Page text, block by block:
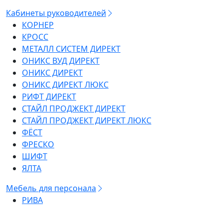
Кабинеты руководителей
КОРНЕР
КРОСС
МЕТАЛЛ СИСТЕМ ДИРЕКТ
ОНИКС ВУД ДИРЕКТ
ОНИКС ДИРЕКТ
ОНИКС ДИРЕКТ ЛЮКС
РИФТ ДИРЕКТ
СТАЙЛ ПРОДЖЕКТ ДИРЕКТ
СТАЙЛ ПРОДЖЕКТ ДИРЕКТ ЛЮКС
ФЁСТ
ФРЕСКО
ШИФТ
ЯЛТА
Мебель для персонала
РИВА